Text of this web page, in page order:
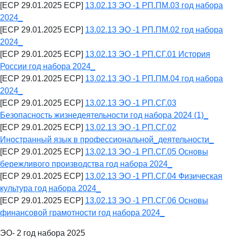
[ECP 29.01.2025 ECP] 13.02.13 ЭО -1 РП.ПМ.03 год набора
2024_
[ECP 29.01.2025 ECP] 13.02.13 ЭО -1 РП.ПМ.02 год набора
2024_
[ECP 29.01.2025 ECP] 13.02.13 ЭО -1 РП.СГ.01 История
России год набора 2024_
[ECP 29.01.2025 ECP] 13.02.13 ЭО -1 РП.ПМ.04 год набора
2024_
[ECP 29.01.2025 ECP] 13.02.13 ЭО -1 РП.СГ.03
Безопасность жизнедеятельности год набора 2024 (1)_
[ECP 29.01.2025 ECP] 13.02.13 ЭО -1 РП.СГ.02
Иностранный язык в профессиональной_деятельности_
[ECP 29.01.2025 ECP] 13.02.13 ЭО -1 РП.СГ.05 Основы
бережливого производства год набора 2024_
[ECP 29.01.2025 ECP] 13.02.13 ЭО -1 РП.СГ.04 Физическая
культура год набора 2024_
[ECP 29.01.2025 ECP] 13.02.13 ЭО -1 РП.СГ.06 Основы
финансовой грамотности год набора 2024_
ЭО- 2 год набора 2025